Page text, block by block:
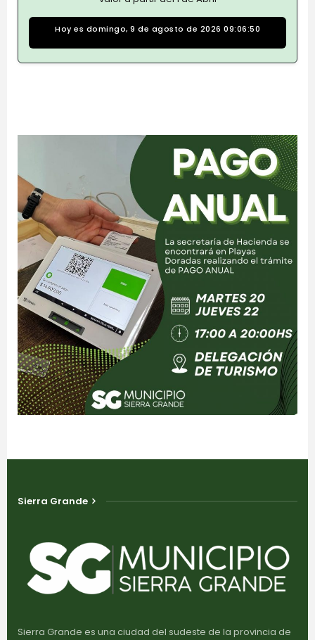
Hoy es domingo, 9 de agosto de 2026 09:06:50
Sierra Grande
Sierra Grande es una ciudad del sudeste de la provincia de